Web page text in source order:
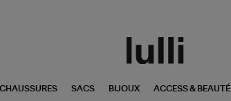
CHAUSSURES SACS BIJOUX ACCESS & BEAUTÉ